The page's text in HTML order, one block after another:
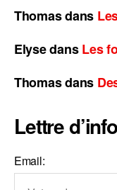
Thomasdans
ElysedansLes
Thomasdans
Lettre
Email: